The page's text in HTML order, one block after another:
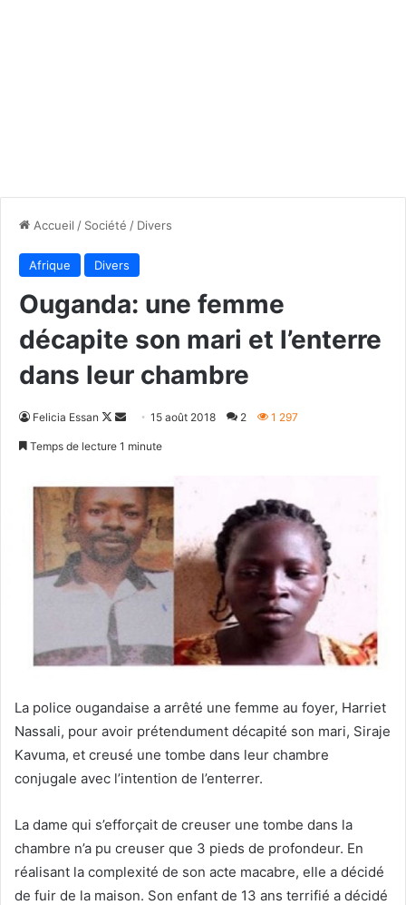
Accueil / Société / Divers
Afrique Divers
Ouganda: une femme
décapite son mari et l’enterre
dans leur chambre
Felicia Essan
Follow
Envoyer15 août 2018 2 1 297
Temps de lecture 1 minute
La police ougandaise a arrêté une femme au foyer, Harriet
Nassali, pour avoir prétendument décapité son mari, Siraje
Kavuma, et creusé une tombe dans leur chambre
conjugale avec l’intention de l’enterrer.
La dame qui s’efforçait de creuser une tombe dans la
chambre n’a pu creuser que 3 pieds de profondeur. En
réalisant la complexité de son acte macabre, elle a décidé
de fuir de la maison. Son enfant de 13 ans terrifié a décidé